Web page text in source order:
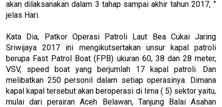
akan dilaksanakan dalam 3 tahap sampai akhir tahun 2017, ”
jelas Hari.
Kata Dia, Patkor Operasi Patroli Laut Bea Cukai Jaring
Sriwijaya 2017 ini mengikutsertakan unsur kapal patroli
berupa Fast Patrol Boat (FPB) ukuran 60, 38 dan 28 meter,
VSV, speed boat yang berjumlah 17 kapal patroli. Dan
melibatkan 250 personil dalam setiap operasinya. Dimana
kapal kapal tersebut akan beroperasi di lima ( 5) sektor yaitu,
mulai dari perairan Aceh Belawan, Tanjung Balai Asahan